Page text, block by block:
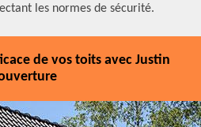
les normes de sécurité.
de vos toits avec Justin